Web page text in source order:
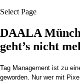
Select Page
DAALA
geht’s nicht
Tag Management ist zu
geworden. Nur wer mit